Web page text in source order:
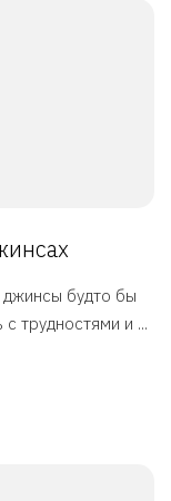
будто бы
трудностями и ...